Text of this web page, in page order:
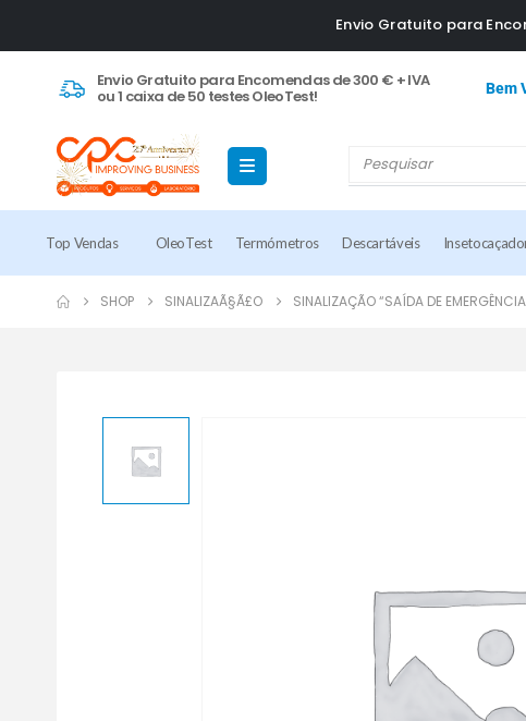
Envio Gratuito para
Envio Gratuito para Encomendas de 300 € + IVA
ou 1 caixa de 50 testes OleoTest! Bem
Top Vendas OleoTest Termómetros Descartáveis
SHOP SINALIZAÃ§Ã£O SINALIZAÇÃO “SAÍDA DE